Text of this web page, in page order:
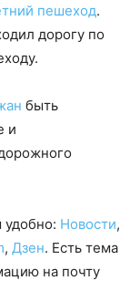
пешеход.
дорогу по
быть
и
удобно: Новости,
, Дзен. Есть тема
на почту